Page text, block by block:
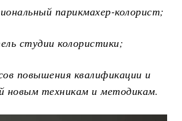
парикмахер-колорист;
студии колористики;
повышения квалификации и
новым техникам и методикам.